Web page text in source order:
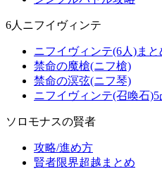
6人ニフイヴィンテ
ニフイヴィンテ(6人)まと
禁命の魔槍(ニフ槍)
禁命の溟弦(ニフ琴)
ニフイヴィンテ(召喚石)5
ソロモナスの賢者
攻略/進め方
賢者限界超越まとめ